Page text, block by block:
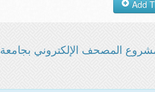
المصحف الإلكتروني بجامعة